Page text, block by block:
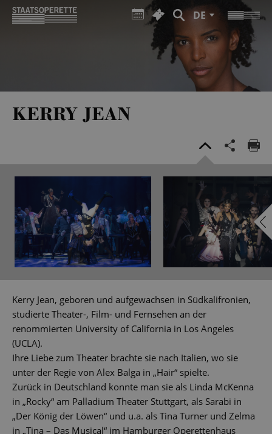
DE
KERRY JEAN
Kerry Jean, geboren und aufgewachsen in Südkalifronien,
studierte Theater-, Film- und Fernsehen an der
renommierten University of California in Los Angeles
(UCLA).
Ihre Liebe zum Theater brachte sie nach Italien, wo sie
unter der Regie von Alex Balga in „Hair“ spielte.
Zurück in Deutschland konnte man sie als Linda McKenna
in „Rocky“ am Palladium Theater Stuttgart, als Sarabi in
„Der König der Löwen“ und u.a. als Tina Turner und Zelma
in „Tina – Das Musical“ im Hamburger Operettenhaus